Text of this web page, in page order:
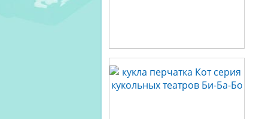
Медведь Колобок
Петух